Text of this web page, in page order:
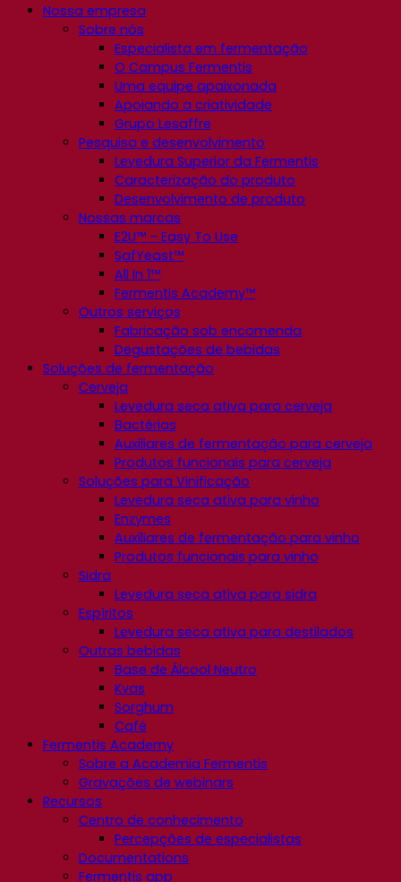
Nossa empresa
Sobre nós
Especialista em fermentação
O Campus Fermentis
Uma equipe apaixonada
Apoiando a criatividade
Grupo Lesaffre
Pesquisa e desenvolvimento
Levedura Superior da Fermentis
Caracterização do produto
Desenvolvimento de produto
Nossas marcas
E2U™ – Easy To Use
SafYeast™
All In 1™
Fermentis Academy™
Outros serviços
Fabricação sob encomenda
Degustações de bebidas
Soluções de fermentação
Cerveja
Levedura seca ativa para cerveja
Bactérias
Auxiliares de fermentação para cerveja
Produtos funcionais para cerveja
Soluções para Vinificação
Levedura seca ativa para vinho
Enzymes
Auxiliares de fermentação para vinho
Produtos funcionais para vinho
Sidra
Levedura seca ativa para sidra
Espíritos
Levedura seca ativa para destilados
Outras bebidas
Base de Álcool Neutro
Kvas
Sorghum
Café
Fermentis Academy
Sobre a Academia Fermentis
Gravações de webinars
Recursos
Centro de conhecimento
Percepções de especialistas
Documentations
Fermentis app